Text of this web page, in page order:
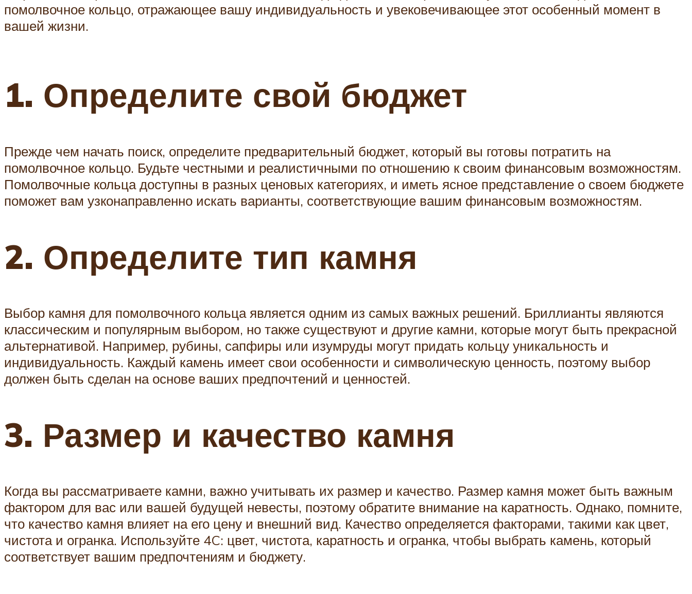
помолвочное кольцо, отражающее вашу индивидуальность и увековечивающее этот особенный момент в
вашей жизни.
1. Определите свой бюджет
Прежде чем начать поиск, определите предварительный бюджет, который вы готовы потратить на
помолвочное кольцо. Будьте честными и реалистичными по отношению к своим финансовым возможностям.
Помолвочные кольца доступны в разных ценовых категориях, и иметь ясное представление о своем бюджете
поможет вам узконаправленно искать варианты, соответствующие вашим финансовым возможностям.
2. Определите тип камня
Выбор камня для помолвочного кольца является одним из самых важных решений. Бриллианты являются
классическим и популярным выбором, но также существуют и другие камни, которые могут быть прекрасной
альтернативой. Например, рубины, сапфиры или изумруды могут придать кольцу уникальность и
индивидуальность. Каждый камень имеет свои особенности и символическую ценность, поэтому выбор
должен быть сделан на основе ваших предпочтений и ценностей.
3. Размер и качество камня
Когда вы рассматриваете камни, важно учитывать их размер и качество. Размер камня может быть важным
фактором для вас или вашей будущей невесты, поэтому обратите внимание на каратность. Однако, помните,
что качество камня влияет на его цену и внешний вид. Качество определяется факторами, такими как цвет,
чистота и огранка. Используйте 4C: цвет, чистота, каратность и огранка, чтобы выбрать камень, который
соответствует вашим предпочтениям и бюджету.